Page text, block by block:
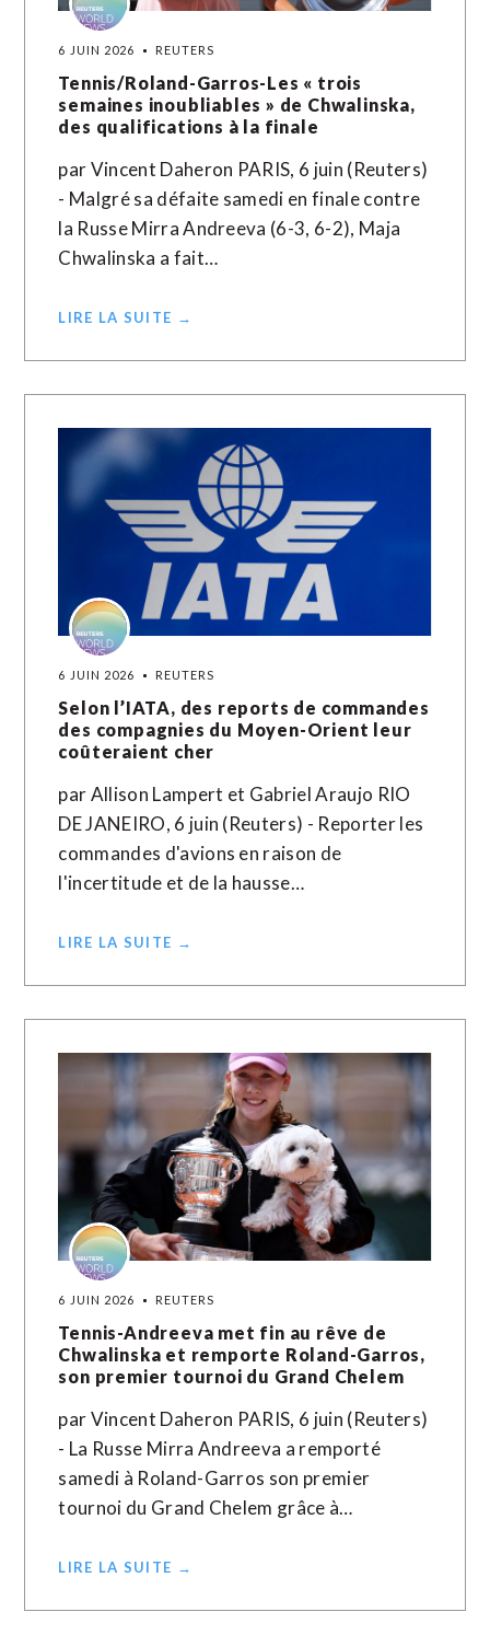
6 JUIN 2026 REUTERS
Tennis/Roland-Garros-Les « trois
semaines inoubliables » de Chwalinska,
des qualifications à la finale
par Vincent Daheron PARIS, 6 juin (Reuters)
- Malgré sa défaite samedi en finale contre
la Russe Mirra Andreeva (6-3, 6-2), Maja
Chwalinska a fait…
LIRE LA SUITE →
6 JUIN 2026 REUTERS
Selon l’IATA, des reports de commandes
des compagnies du Moyen-Orient leur
coûteraient cher
par Allison Lampert et Gabriel Araujo RIO
DE JANEIRO, 6 juin (Reuters) - Reporter les
commandes d'avions en raison de
l'incertitude et de la hausse…
LIRE LA SUITE →
6 JUIN 2026 REUTERS
Tennis-Andreeva met fin au rêve de
Chwalinska et remporte Roland-Garros,
son premier tournoi du Grand Chelem
par Vincent Daheron PARIS, 6 juin (Reuters)
- La Russe Mirra Andreeva a remporté
samedi à Roland-Garros son premier
tournoi du Grand Chelem grâce à…
LIRE LA SUITE →